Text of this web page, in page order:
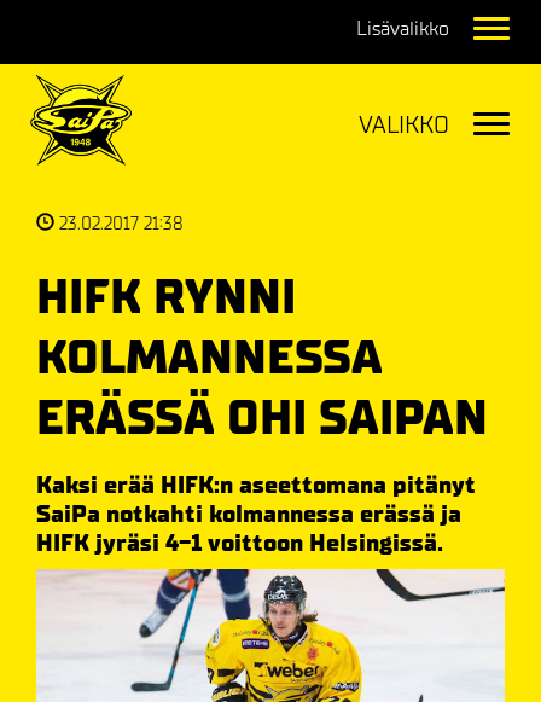
23.02.2017 21:38
HIFK RYNNI
KOLMANNESSA
ERÄSSÄ OHI SAIPAN
Kaksi erää HIFK:n aseettomana pitänyt
SaiPa notkahti kolmannessa erässä ja
HIFK jyräsi 4-1 voittoon Helsingissä.